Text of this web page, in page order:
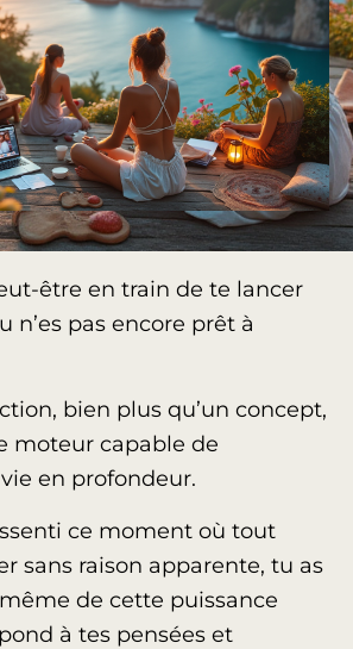
être en train de te lancer
n’es pas encore prêt à
bien plus qu’un concept,
moteur capable de
en profondeur.
ce moment où tout
sans raison apparente, tu as
de cette puissance
à tes pensées et